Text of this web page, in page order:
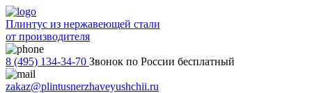
Плинтус из нержавеющей стали
от производителя
8 (495) 134-34-70 Звонок по России бесплатный
zakaz@plintusnerzhaveyushchii.ru